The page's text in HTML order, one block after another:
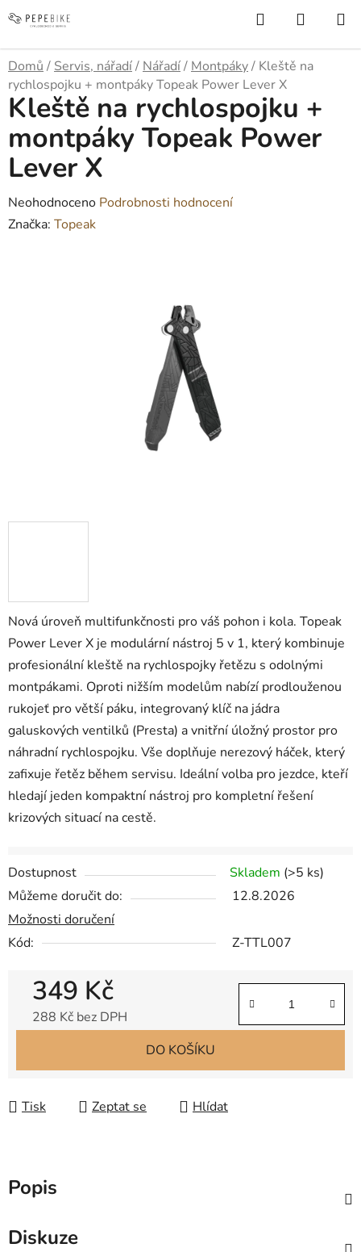
na
Hledat
KOŠÍK
Domů / Servis, nářadí/ Nářadí/ Montpáky/ Kleště na
rychlospojku + montpáky Topeak Power Lever X
Nová úroveň multifunkčnosti pro váš pohon i kola. Topeak
Power Lever X je modulární nástroj 5 v 1, který kombinuje
profesionální kleště na rychlospojky řetězu s odolnými
montpákami. Oproti nižším modelům nabízí prodlouženou
rukojeť pro větší páku, integrovaný klíč na jádra
galuskových ventilků (Presta) a vnitřní úložný prostor pro
náhradní rychlospojku. Vše doplňuje nerezový háček, který
zafixuje řetěz během servisu. Ideální volba pro jezdce, kteří
hledají jeden kompaktní nástroj pro kompletní řešení
krizových situací na cestě.
Dostupnost Skladem (>5 ks)
Můžeme doručit do:
12.8.2026
Možnosti doručení
Kód:
Z-TTL007
349 Kč
288 Kč bez DPH
DO KOŠÍKU
Tisk Zeptat se Hlídat
Kleště na rychlospojku +
montpáky Topeak Power
Lever X
Průměrné
hodnocení
Neohodnoceno Podrobnosti hodnocení
Značka: Topeak
Popis
Diskuze